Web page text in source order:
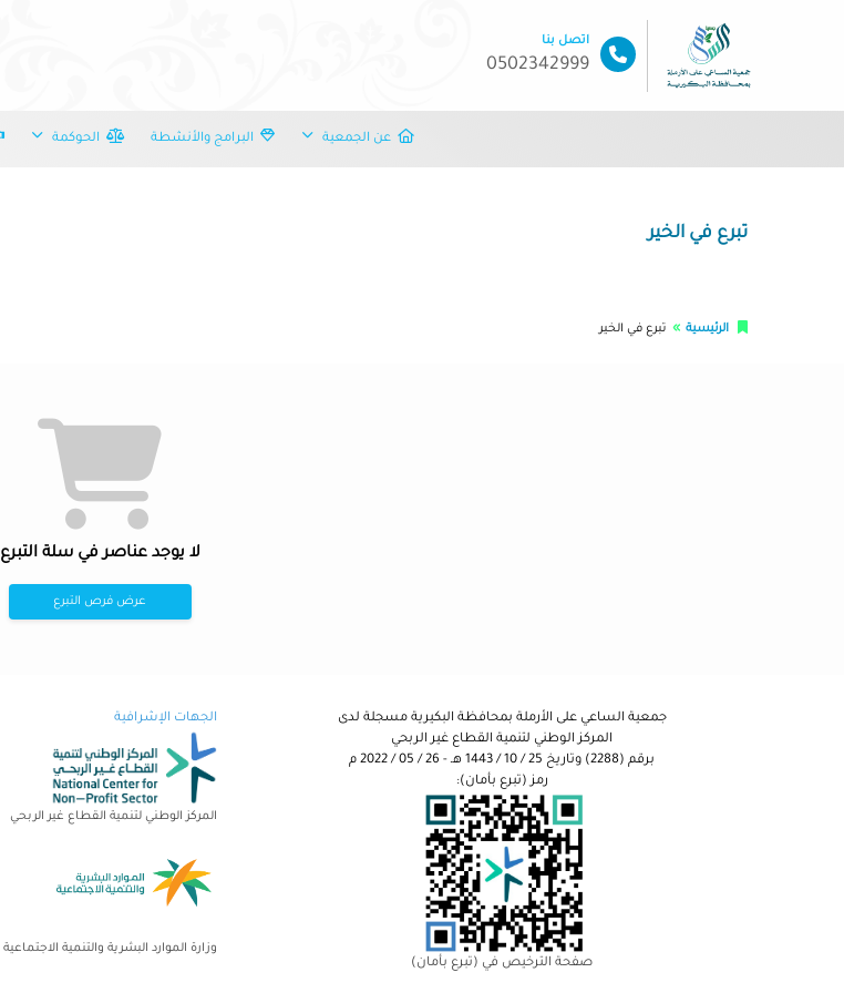
اتصل بنا
0502342999
عن الجمعية البرامج والأنشطة الحوكمة
تبرع في الخير
الرئيسية تبرع في الخير
لا يوجد عناصر في سلة التبرع
عرض فرص التبرع
جمعية الساعي على الأرملة بمحافظة البكيرية مسجلة لدى
المركز الوطني لتنمية القطاع غير الربحي
برقم (2288) وتاريخ 25 / 10 / 1443 هـ - 26 / 05 / 2022 م
رمز (تبرع بأمان):
صفحة الترخيص في (تبرع بأمان)
الجهات الإشرافية
المركز الوطني لتنمية القطاع غير الربحي
وزارة الموارد البشرية والتنمية الاجتماعية